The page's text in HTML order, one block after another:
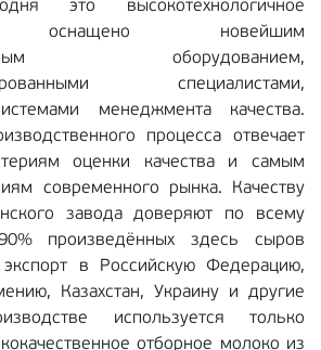
это высокотехнологичное
оснащено новейшим
оборудованием,
специалистами,
менеджмента качества.
процесса отвечает
оценки качества и самым
современного рынка. Качеству
завода доверяют по всему
произведённых здесь сыров
в Российскую Федерацию,
Казахстан, Украину и другие
используется только
отборное молоко из